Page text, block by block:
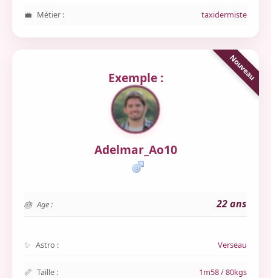
Métier : taxidermiste
Exemple :
Adelmar_Ao10
Age : 22 ans
Astro : Verseau
Taille : 1m58 / 80kgs